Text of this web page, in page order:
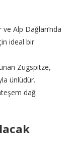
Alp Dağları’nda
ideal bir
Zugspitze,
ünlüdür.
dağ